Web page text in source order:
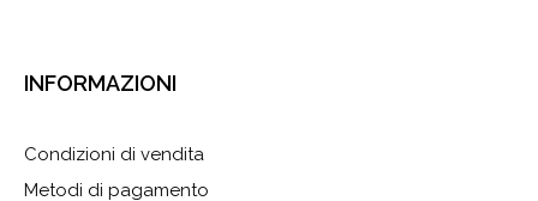
INFORMAZIONI
Condizioni di vendita
Metodi di pagamento